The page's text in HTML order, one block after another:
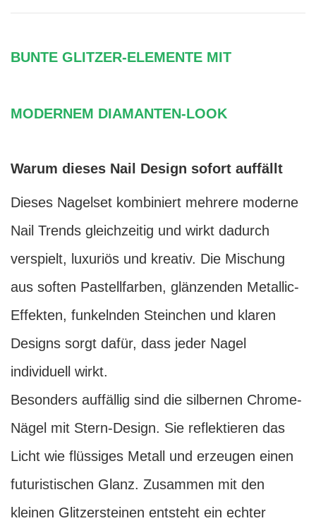
BUNTE GLITZER-ELEMENTE MIT
MODERNEM DIAMANTEN-LOOK
Warum dieses Nail Design sofort auffällt
Dieses Nagelset kombiniert mehrere moderne
Nail Trends gleichzeitig und wirkt dadurch
verspielt, luxuriös und kreativ. Die Mischung
aus soften Pastellfarben, glänzenden Metallic-
Effekten, funkelnden Steinchen und klaren
Designs sorgt dafür, dass jeder Nagel
individuell wirkt.
Besonders auffällig sind die silbernen Chrome-
Nägel mit Stern-Design. Sie reflektieren das
Licht wie flüssiges Metall und erzeugen einen
futuristischen Glanz. Zusammen mit den
kleinen Glitzersteinen entsteht ein echter